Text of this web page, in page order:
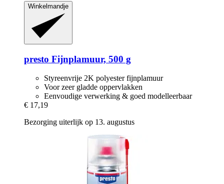
Winkelmandje
presto Fijnplamuur, 500 g
Styreenvrije 2K polyester fijnplamuur
Voor zeer gladde oppervlakken
Eenvoudige verwerking & goed modelleerbaar
€ 17,19
Bezorging uiterlijk op 13. augustus